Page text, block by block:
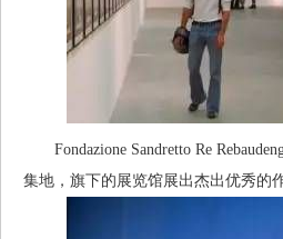
Fondazione Sandretto Re
集地，旗下的展览馆展出杰出优秀的